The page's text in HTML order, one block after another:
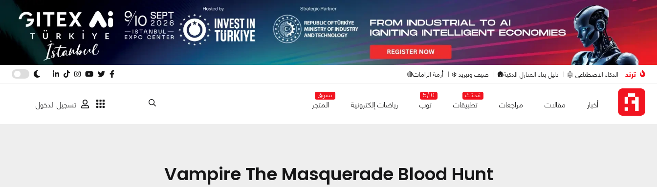
ترند الذكاء الاصطناعي 🤖 دليل بناء المنازل الذكية🛖 صيف وتبريد ❄️ أزمة الرامات🔴
أخبار مقالات مراجعات
مُحدّث
تطبيقات
5/10
توب رياضات إلكترونية
تسوق
المتجر تسجيل الدخول
Vampire The Masquerade Blood Hunt